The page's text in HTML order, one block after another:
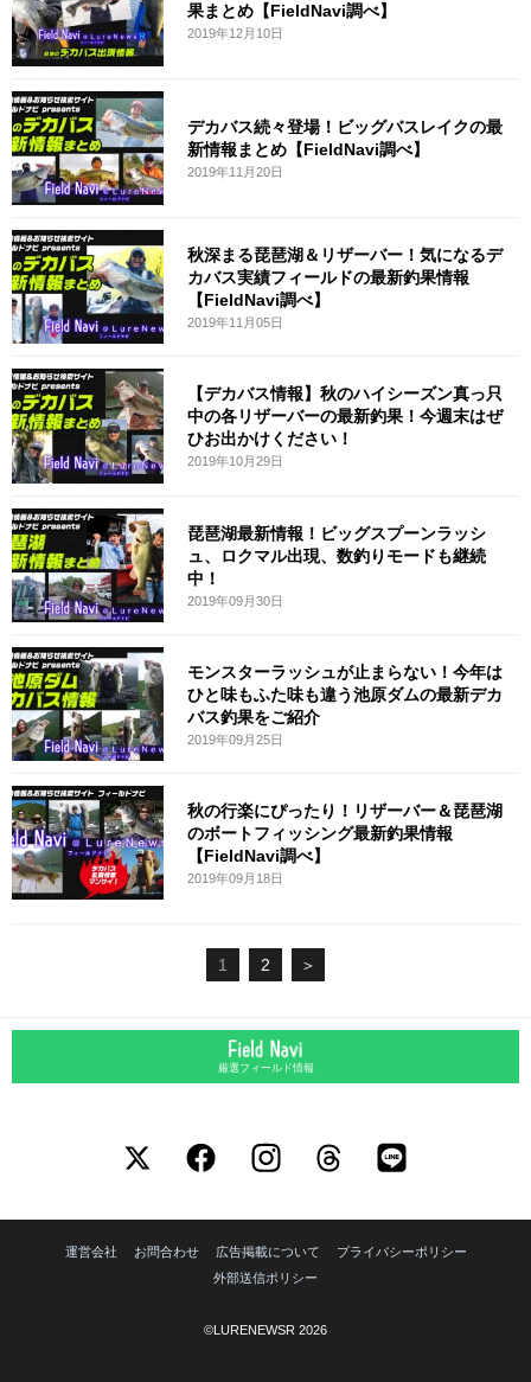
果まとめ【FieldNavi調べ】
2019年12月10日
デカバス続々登場！ビッグバスレイクの最
新情報まとめ【FieldNavi調べ】
2019年11月20日
秋深まる琵琶湖＆リザーバー！気になるデ
カバス実績フィールドの最新釣果情報
【FieldNavi調べ】
2019年11月05日
【デカバス情報】秋のハイシーズン真っ只
中の各リザーバーの最新釣果！今週末はぜ
ひお出かけください！
2019年10月29日
琵琶湖最新情報！ビッグスプーンラッシ
ュ、ロクマル出現、数釣りモードも継続
中！
2019年09月30日
モンスターラッシュが止まらない！今年は
ひと味もふた味も違う池原ダムの最新デカ
バス釣果をご紹介
2019年09月25日
秋の行楽にぴったり！リザーバー＆琵琶湖
のボートフィッシング最新釣果情報
【FieldNavi調べ】
2019年09月18日
1 2 ＞
厳選フィールド情報
運営会社 お問合わせ 広告掲載について
プライバシーポリシー
外部送信ポリシー
©LURENEWSR 2026